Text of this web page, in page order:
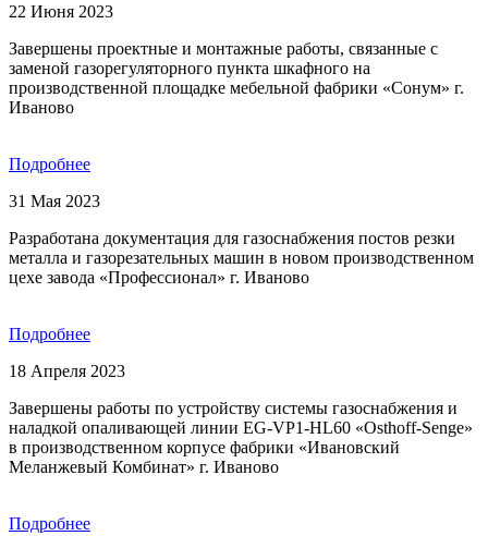
22 Июня 2023
Завершены проектные и монтажные работы, связанные с
заменой газорегуляторного пункта шкафного на
производственной площадке мебельной фабрики «Сонум» г.
Иваново
Подробнее
31 Мая 2023
Разработана документация для газоснабжения постов резки
металла и газорезательных машин в новом производственном
цехе завода «Профессионал» г. Иваново
Подробнее
18 Апреля 2023
Завершены работы по устройству системы газоснабжения и
наладкой опаливающей линии EG-VP1-HL60 «Osthoff-Senge»
в производственном корпусе фабрики «Ивановский
Меланжевый Комбинат» г. Иваново
Подробнее